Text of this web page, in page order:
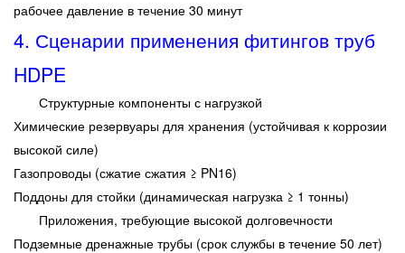
рабочее давление в течение 30 минут
4. Сценарии применения фитингов труб
HDPE
Структурные компоненты с нагрузкой
Химические резервуары для хранения (устойчивая к коррозии
высокой силе)
Газопроводы (сжатие сжатия ≥ PN16)
Поддоны для стойки (динамическая нагрузка ≥ 1 тонны)
Приложения, требующие высокой долговечности
Подземные дренажные трубы (срок службы в течение 50 лет)